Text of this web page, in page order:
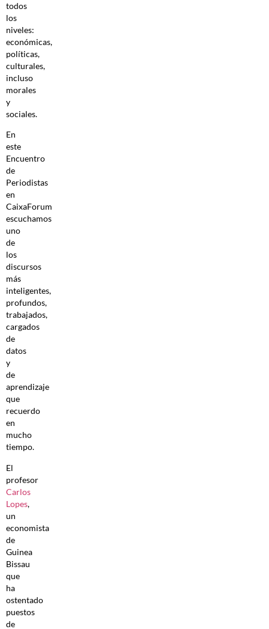
todos
los
niveles:
económicas,
políticas,
culturales,
incluso
morales
y
sociales.
En
este
Encuentro
de
Periodistas
en
CaixaForum
escuchamos
uno
de
los
discursos
más
inteligentes,
profundos,
trabajados,
cargados
de
datos
y
de
aprendizaje
que
recuerdo
en
mucho
tiempo.
El
profesor
Carlos
Lopes,
un
economista
de
Guinea
Bissau
que
ha
ostentado
puestos
de